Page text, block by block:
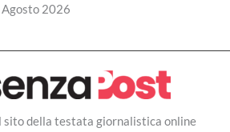
Agosto 2026
sito della testata giornalistica online